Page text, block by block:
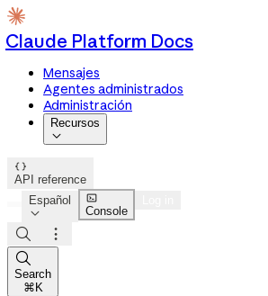
Claude Platform Docs
Mensajes
Agentes administrados
Administración
Recursos


API reference
Español


Console



Search
⌘K